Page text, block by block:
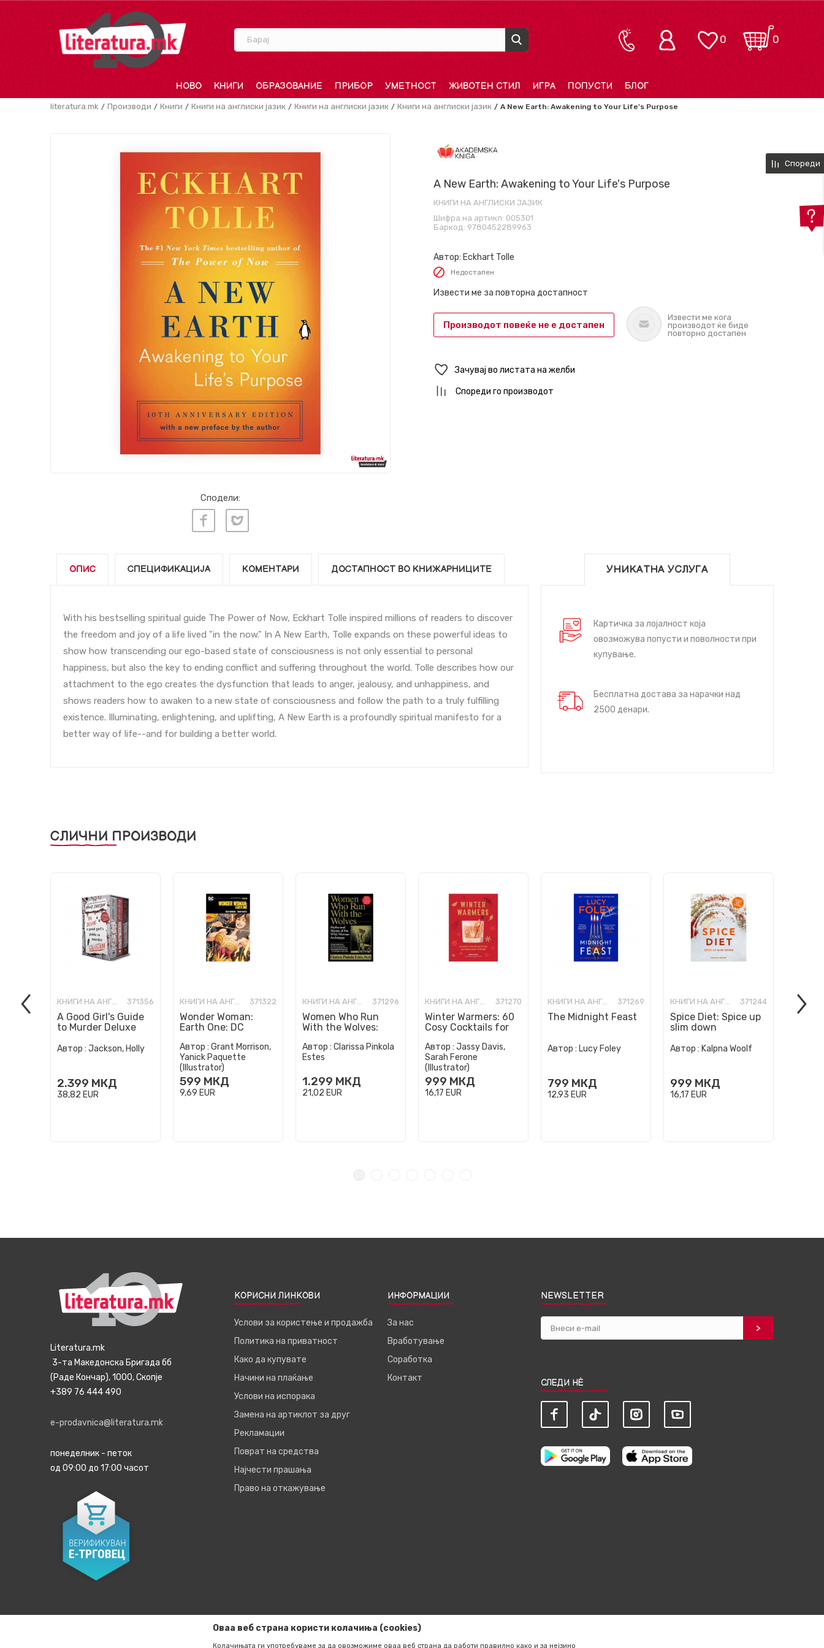
Барај 0
0
НОВО КНИГИ ОБРАЗОВАНИЕ ПРИБОР УМЕТНОСТ ЖИВОТЕН СТИЛ ИГРА ПОПУСТИ БЛОГ
literatura.mk Производи Книги Книги на англиски јазик Книги на англиски јазик Книги на англиски јазик A New Earth: Awakening to Your Life's Purpose
Сподели:
A New Earth: Awakening to Your Life's Purpose
КНИГИ НА АНГЛИСКИ ЈАЗИК
Шифра на артикл: 005301
Баркод: 9780452289963
Автор: Eckhart Tolle
Недостапен
Извести ме за повторна достапност
Производот повеќе не е достапен
Извести ме кога
производот ќе биде
повторно достапен
Зачувај во листата на желби
Спореди го производот
ОПИС СПЕЦИФИКАЦИЈА КОМЕНТАРИ ДОСТАПНОСТ ВО КНИЖАРНИЦИТЕ
With his bestselling spiritual guide The Power of Now, Eckhart Tolle inspired millions of readers to discover
the freedom and joy of a life lived "in the now." In A New Earth, Tolle expands on these powerful ideas to
show how transcending our ego-based state of consciousness is not only essential to personal
happiness, but also the key to ending conflict and suffering throughout the world. Tolle describes how our
attachment to the ego creates the dysfunction that leads to anger, jealousy, and unhappiness, and
shows readers how to awaken to a new state of consciousness and follow the path to a truly fulfilling
existence. Illuminating, enlightening, and uplifting, A New Earth is a profoundly spiritual manifesto for a
better way of life--and for building a better world.
УНИКАТНА УСЛУГА
Картичка за лојалност која
овозможува попусти и поволности при
купување.
Бесплатна достава за нарачки над
2500 денари.
СЛИЧНИ ПРОИЗВОДИ
КНИГИ НА АНГЛИСКИ ЈАЗИК 371356
A Good Girl's Guide
to Murder Deluxe
Set: Special Deluxe
Автор : Jackson, Holly
2.399 МКД
38,82 EUR
КНИГИ НА АНГЛИСКИ ЈАЗИК 371322
Wonder Woman:
Earth One: DC
Edition
Автор : Grant Morrison,
Yanick Paquette
(Illustrator)
599 МКД
9,69 EUR
КНИГИ НА АНГЛИСКИ ЈАЗИК 371296
Women Who Run
With the Wolves:
the Wild Woman
Archetype
Автор : Clarissa Pinkola
Estes
1.299 МКД
21,02 EUR
КНИГИ НА АНГЛИСКИ ЈАЗИК 371270
Winter Warmers: 60
Cosy Cocktails for
Автор : Jassy Davis,
Sarah Ferone
(Illustrator)
999 МКД
16,17 EUR
КНИГИ НА АНГЛИСКИ ЈАЗИК 371269
The Midnight Feast
Автор : Lucy Foley
799 МКД
12,93 EUR
КНИГИ НА АНГЛИСКИ ЈАЗИК 371244
Spice Diet: Spice up
slim down
Автор : Kalpna Woolf
999 МКД
16,17 EUR
How
Спореди
Literatura.mk
3-та Македонска Бригада бб
(Раде Кончар), 1000, Скопје
+389 76 444 490
e-prodavnica@literatura.mk
понеделник - петок
од 09:00 до 17:00 часот
КОРИСНИ ЛИНКОВИ
Услови за користење и продажба
Политика на приватност
Како да купувате
Начини на плаќање
Услови на испорака
Замена на артиклот за друг
Рекламации
Поврат на средства
Најчести прашања
Право на откажување
ИНФОРМАЦИИ
За нас
Вработување
Соработка
Контакт
NEWSLETTER
СЛЕДИ НЀ
Оваа веб страна користи колачиња (cookies)
Колачињата ги употребуваме за да овозможиме оваа веб страна да работи правилно како и за нејзино